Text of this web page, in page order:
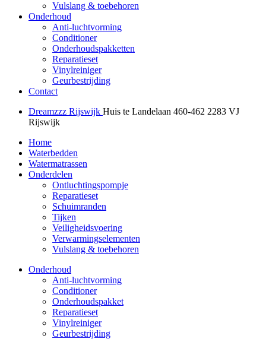
Vulslang & toebehoren
Onderhoud
Anti-luchtvorming
Conditioner
Onderhoudspakketten
Reparatieset
Vinylreiniger
Geurbestrijding
Contact
Dreamzzz Rijswijk Huis te Landelaan 460-462 2283 VJ
Rijswijk
Home
Waterbedden
Watermatrassen
Onderdelen
Ontluchtingspompje
Reparatieset
Schuimranden
Tijken
Veiligheidsvoering
Verwarmingselementen
Vulslang & toebehoren
Onderhoud
Anti-luchtvorming
Conditioner
Onderhoudspakket
Reparatieset
Vinylreiniger
Geurbestrijding